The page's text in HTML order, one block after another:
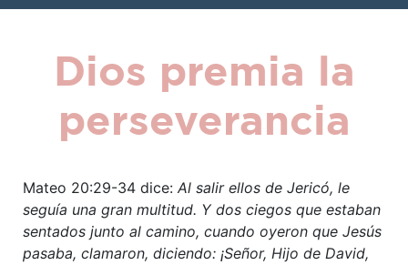
Dios premia la
perseverancia
Mateo 20:29-34 dice: Al salir ellos de Jericó, le
seguía una gran multitud. Y dos ciegos que estaban
sentados junto al camino, cuando oyeron que Jesús
pasaba, clamaron, diciendo: ¡Señor, Hijo de David,